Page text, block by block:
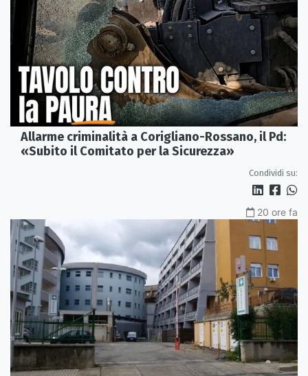
Allarme criminalità a Corigliano-Rossano, il Pd:
«Subito il Comitato per la Sicurezza»
Condividi su:
20 ore fa